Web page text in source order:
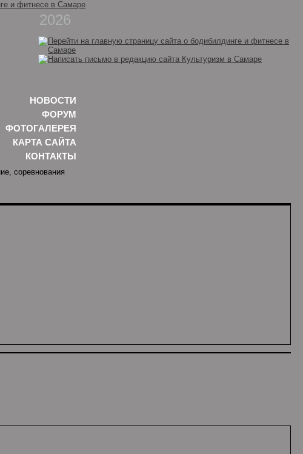
2026
НОВОСТИ
ФОРУМ
ФОТОГАЛЕРЕЯ
КАРТА САЙТА
КОНТАКТЫ